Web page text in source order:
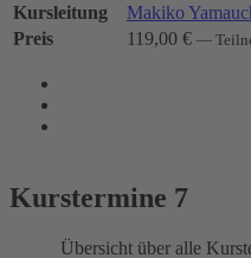
Kursleitung
Makiko
Preis
119,00 € —
Kurstermine 7
Übersicht über alle